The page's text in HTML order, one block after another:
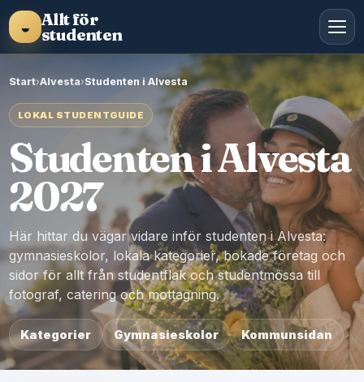
◒ Allt för
studenten
Start›Alvesta›Studenten i Alvesta
LOKAL STUDENTGUIDE
Studenten i Alvesta
2027
Här hittar du vägar vidare inför studenten i Alvesta:
gymnasieskolor, lokala kategorier, bokade företag och
sidor för allt från studentflak och studentmössa till
fotograf, catering och mottagning.
Kategorier Gymnasieskolor Kommunsidan